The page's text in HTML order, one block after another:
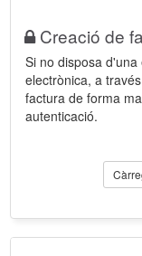
Creació de
Si no disposa
electrònica, a
factura de forma
autenticació.